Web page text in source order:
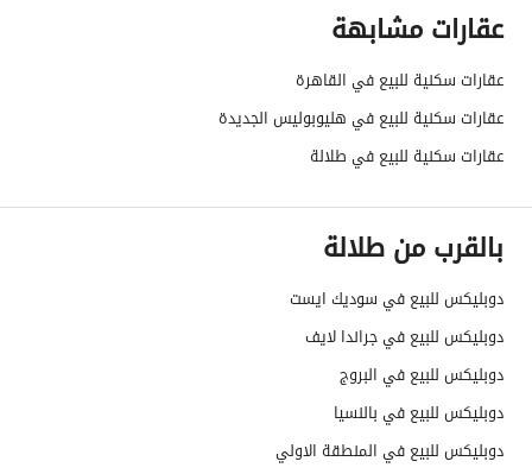
عقارات مشابهة
عقارات سكنية للبيع في القاهرة
عقارات سكنية للبيع في هليوبوليس الجديدة
عقارات سكنية للبيع في طلالة
بالقرب من طلالة
دوبليكس للبيع في سوديك ايست
دوبليكس للبيع في جراندا لايف
دوبليكس للبيع في البروج
دوبليكس للبيع في بالنسيا
دوبليكس للبيع في المنطقة الاولي